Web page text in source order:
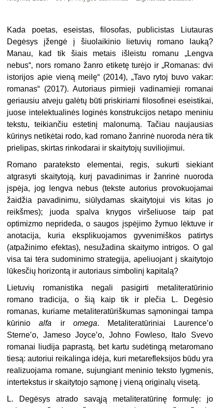
Kada poetas, eseistas, filosofas, publicistas Liutauras
Degėsys įžengė į šiuolaikinio lietuvių romano lauką?
Manau, kad tik šiais metais išleistu romanu „Lengva
nebus“, nors romano žanro etiketę turėjo ir „Romanas: dvi
istorijos apie vieną meilę“ (2014), „Tavo rytoj buvo vakar:
romanas“ (2017). Autoriaus pirmieji vadinamieji romanai
geriausiu atveju galėtų būti priskiriami filosofinei eseistikai,
juose intelektualinės loginės konstrukcijos netapo meniniu
tekstu, teikiančiu estetinį malonumą. Tačiau naujausias
kūrinys netikėtai rodo, kad romano žanrinė nuoroda nėra tik
prielipas, skirtas rinkodarai ir skaitytojų suviliojimui.
Romano parateksto elementai, regis, sukurti siekiant
atgrasyti skaitytoją, kurį pavadinimas ir žanrinė nuoroda
įspėja, jog lengva nebus (tekste autorius provokuojamai
žaidžia pavadinimu, siūlydamas skaitytojui vis kitas jo
reikšmes); juoda spalva knygos viršeliuose taip pat
optimizmo neprideda, o saugos įspėjimo žymuo lėktuve ir
anotacija, kuria eksplikuojamos gyvenimiškos patirtys
(atpažinimo efektas), nesužadina skaitymo intrigos. O gal
visa tai tėra sudominimo strategija, apeliuojant į skaitytojo
lūkesčių horizontą ir autoriaus simbolinį kapitalą?
Lietuvių romanistika negali pasigirti metaliteratūrinio
romano tradicija, o šią kaip tik ir plečia L. Degėsio
romanas, kuriame metaliteratūriškumas sąmoningai tampa
kūrinioalfa ir omega. Metaliteratūriniai Laurence’o
Sterne’o, Jameso Joyce’o, Johno Fowleso, Italo Svevo
romanai liudija paprastą, bet kartu sudėtingą metaromano
tiesą: autoriui reikalinga idėja, kuri metarefleksijos būdu yra
realizuojama romane, sujungiant meninio teksto lygmenis,
intertekstus ir skaitytojo sąmonę į vieną originalų visetą.
L. Degėsys atrado savąją metaliteratūrinę formulę: jo